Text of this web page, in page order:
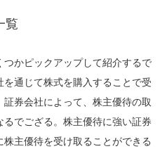
覧
かピックアップして紹介するで
通じて株式を購入することで受
券会社によって、株主優待の取
るでござる。株主優待に強い証券
主優待を受け取ることができる